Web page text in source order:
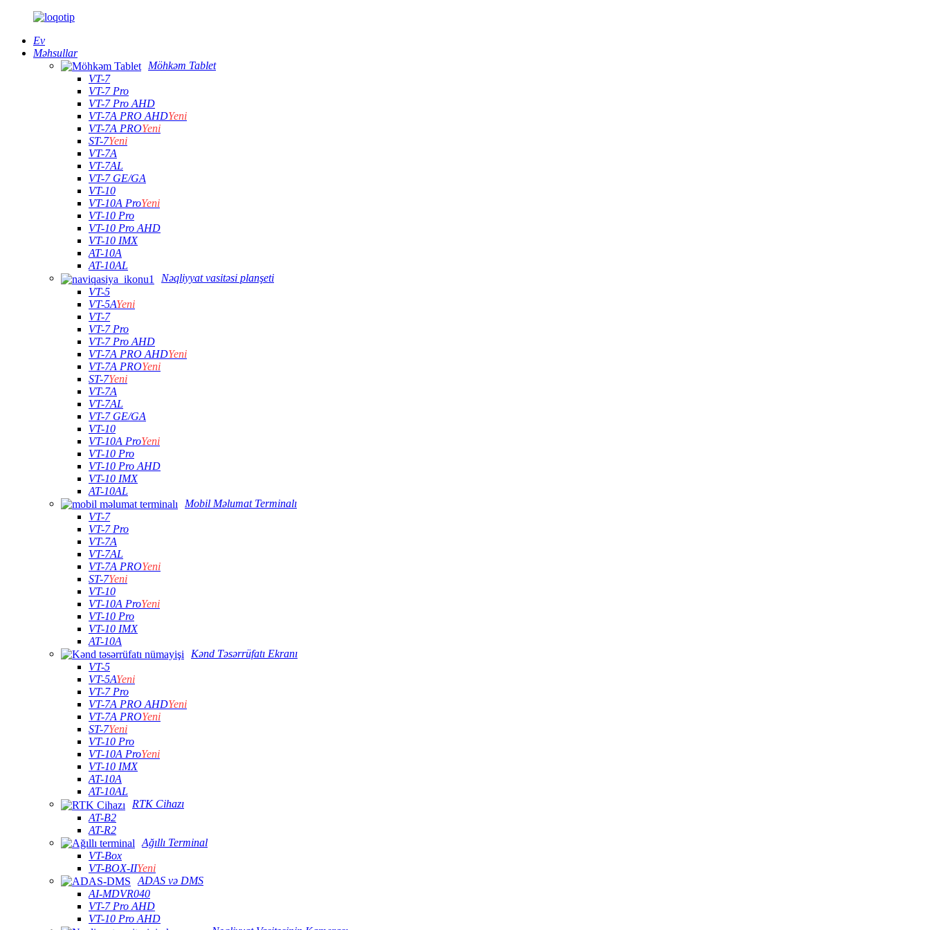
Ev
Məhsullar
Möhkəm Tablet
VT-7
VT-7 Pro
VT-7 Pro AHD
VT-7A PRO AHDYeni
VT-7A PROYeni
ST-7Yeni
VT-7A
VT-7AL
VT-7 GE/GA
VT-10
VT-10A ProYeni
VT-10 Pro
VT-10 Pro AHD
VT-10 IMX
AT-10A
AT-10AL
Nəqliyyat vasitəsi planşeti
VT-5
VT-5AYeni
VT-7
VT-7 Pro
VT-7 Pro AHD
VT-7A PRO AHDYeni
VT-7A PROYeni
ST-7Yeni
VT-7A
VT-7AL
VT-7 GE/GA
VT-10
VT-10A ProYeni
VT-10 Pro
VT-10 Pro AHD
VT-10 IMX
AT-10AL
Mobil Məlumat Terminalı
VT-7
VT-7 Pro
VT-7A
VT-7AL
VT-7A PROYeni
ST-7Yeni
VT-10
VT-10A ProYeni
VT-10 Pro
VT-10 IMX
AT-10A
Kənd Təsərrüfatı Ekranı
VT-5
VT-5AYeni
VT-7 Pro
VT-7A PRO AHDYeni
VT-7A PROYeni
ST-7Yeni
VT-10 Pro
VT-10A ProYeni
VT-10 IMX
AT-10A
AT-10AL
RTK Cihazı
AT-B2
AT-R2
Ağıllı Terminal
VT-Box
VT-BOX-IIYeni
ADAS və DMS
AI-MDVR040
VT-7 Pro AHD
VT-10 Pro AHD